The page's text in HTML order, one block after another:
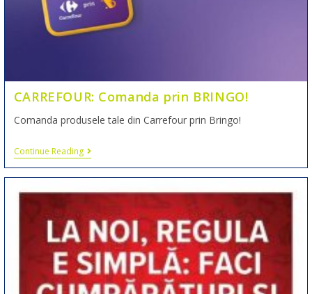
CARREFOUR: Comanda prin BRINGO!
Comanda produsele tale din Carrefour prin Bringo!
Continue Reading